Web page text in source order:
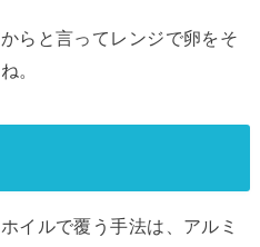
らと言ってレンジで卵をそ
。
イルで覆う手法は、アルミ